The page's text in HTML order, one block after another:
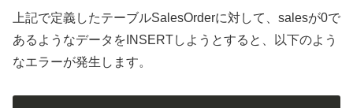
上記で定義したテーブルSalesOrderに対して、salesが0で
あるようなデータをINSERTしようとすると、以下のよう
なエラーが発生します。